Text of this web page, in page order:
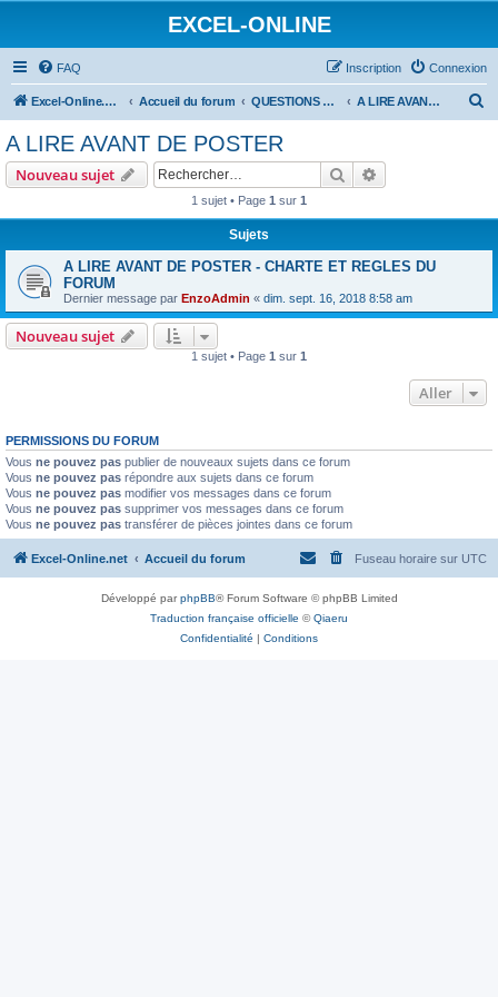
EXCEL-ONLINE
FAQ Connexion
Inscription
Excel-Online.net Accueil du forum QUESTIONS EXCEL A LIRE AVANT DE POSTER
e
A LIRE AVANT DE POSTER
Nouveau sujet Rechercher
1 sujet • Page 1 sur 1
Sujets
A LIRE AVANT DE POSTER - CHARTE ET REGLES DU
FORUM
Dernier message par EnzoAdmin « dim. sept. 16, 2018 8:58 am
Nouveau sujet
1 sujet • Page 1 sur 1
Aller
PERMISSIONS DU FORUM
Vous ne pouvez pas publier de nouveaux sujets dans ce forum
Vous ne pouvez pas répondre aux sujets dans ce forum
Vous ne pouvez pas modifier vos messages dans ce forum
Vous ne pouvez pas supprimer vos messages dans ce forum
Vous ne pouvez pas transférer de pièces jointes dans ce forum
Excel-Online.net Accueil du forum Fuseau horaire sur UTC
Développé parphpBB® Forum Software © phpBB Limited
Traduction française officielle ©Qiaeru
Confidentialité | Conditions